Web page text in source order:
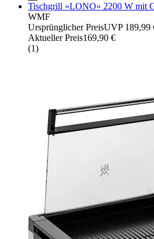
Tischgrill »LONO« 2200 W mit
WMF
Ursprünglicher PreisUVP 189,99
Aktueller Preis169,90 €
(1)